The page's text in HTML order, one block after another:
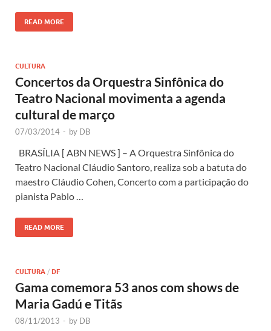
READ MORE
CULTURA
Concertos da Orquestra Sinfônica do
Teatro Nacional movimenta a agenda
cultural de março
07/03/2014 - by DB
BRASÍLIA [ ABN NEWS ] – A Orquestra Sinfônica do
Teatro Nacional Cláudio Santoro, realiza sob a batuta do
maestro Cláudio Cohen, Concerto com a participação do
pianista Pablo …
READ MORE
CULTURA / DF
Gama comemora 53 anos com shows de
Maria Gadú e Titãs
08/11/2013 - by DB